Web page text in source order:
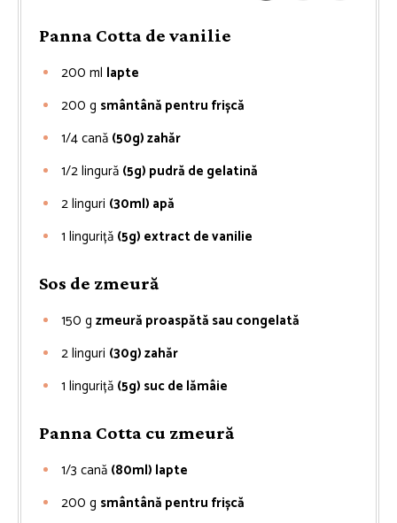
Panna Cotta de vanilie
200 ml lapte
200 g smântână pentru frișcă
1/4cană (50g) zahăr
1/2lingură (5g) pudră de gelatină
2linguri (30ml) apă
1 linguriță (5g) extract de vanilie
Sos de zmeură
150 g zmeură proaspătă sau congelată
2linguri (30g) zahăr
1 linguriță (5g) suc de lămâie
Panna Cotta cu zmeură
1/3 cană (80ml) lapte
200 g smântână pentru frișcă